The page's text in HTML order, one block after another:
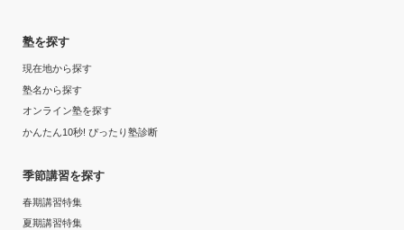
第一志望校：
利用詳細
高校3年
塾を探す
現在地から探す
塾名から探す
オンライン塾を探す
かんたん10秒! ぴったり塾診断
季節講習を探す
春期講習特集
夏期講習特集